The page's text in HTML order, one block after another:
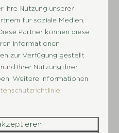
Ihre Nutzung unserer
für soziale Medien,
Partner können diese
Informationen
zur Verfügung gestellt
Ihrer Nutzung ihrer
Weitere Informationen